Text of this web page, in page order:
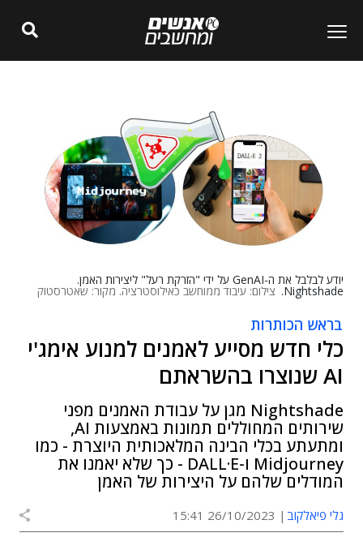
יודע לבלבל את ה-GenAI על ידי "הזרקת רעל" ליצירות האמן.
Nightshade. צילום: עיבוד ממוחשב כאילוסטרציה. מקור: שאטרסטוק
בראש הכותרות
כלי חדש מסייע לאמנים למנוע אימג'י
AI שנוצרו בהשראתם
Nightshade מגן על עבודת האמנים מפני
שירותים המחוללים תמונות באמצעות AI,
ומתעתע בכלי הבינה המלאכותית היוצרת - כמו
Midjourney ו-DALL·E - כך שלא יאמנו את
המודלים שלהם על היצירות של האמן
גלי פיאלקוב 26/10/2023 15:41